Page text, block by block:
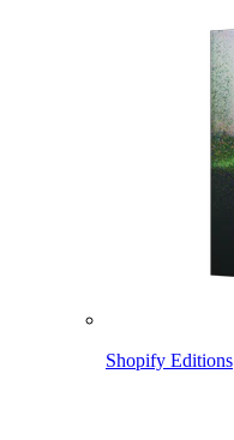
Shopify Editions